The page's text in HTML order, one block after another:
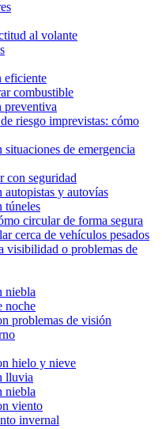
al volante
eficiente
combustible
preventiva
riesgo imprevistas: cómo
de emergencia
con seguridad
autopistas y autovías
túneles
circular de forma segura
cerca de vehículos pesados
visibilidad o problemas de
niebla
noche
problemas de visión
hielo y nieve
lluvia
niebla
viento
invernal